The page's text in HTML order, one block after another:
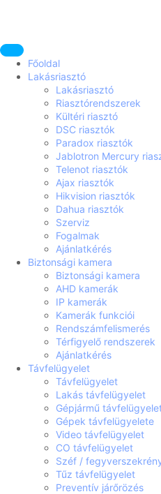
Főoldal
Lakásriasztó
Lakásriasztó
Riasztórendszerek
Kültéri riasztó
DSC riasztók
Paradox riasztók
Jablotron Mercury
Telenot riasztók
Ajax riasztók
Hikvision riasztók
Dahua riasztók
Szerviz
Fogalmak
Ajánlatkérés
Biztonsági kamera
Biztonsági kamera
AHD kamerák
IP kamerák
Kamerák funkciói
Rendszámfelismerés
Térfigyelő rendszerek
Ajánlatkérés
Távfelügyelet
Távfelügyelet
Lakás távfelügyelet
Gépjármű
Gépek távfelügyelete
Video távfelügyelet
CO távfelügyelet
Széf /
Tűz távfelügyelet
Preventív járőrözés